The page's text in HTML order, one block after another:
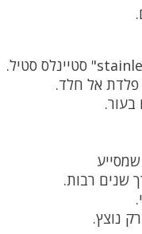
פלדת אל חלד.
בעור.
שנים רבות.
נוצץ.